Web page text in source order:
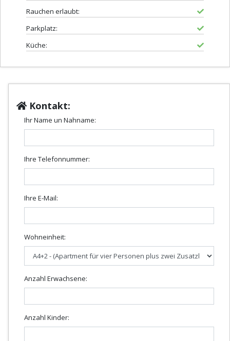
Rauchen erlaubt:
Parkplatz:
Küche:
Kontakt:
Ihr Name un Nahname:
Ihre Telefonnummer:
Ihre E-Mail:
Wohneinheit:
Anzahl Erwachsene:
Anzahl Kinder: